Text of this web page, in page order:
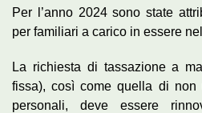
Per l’anno 2024 sono state
per familiari a carico in essere
La richiesta di tassazione a
fissa), così come quella di non
personali, deve essere